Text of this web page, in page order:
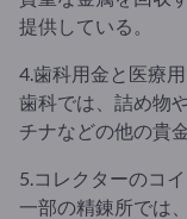
提供している。
4.歯科用金と医療
歯科では、詰め物
チナなどの他の貴
5.コレクターのコ
一部の精錬所では